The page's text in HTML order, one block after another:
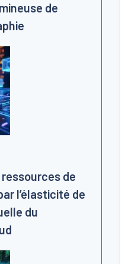
de
de
l’élasticité de
du